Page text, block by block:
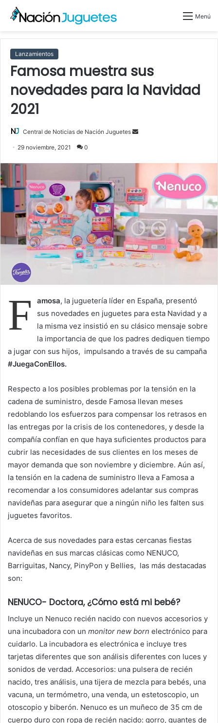
Menú
Lanzamientos
Famosa muestra sus
novedades para la Navidad
2021
Central de Noticias de Nación Juguetes
n
e
m
a
i
l
29 noviembre, 2021 0
F amosa, la juguetería líder en España, presentó
sus novedades en juguetes para esta Navidad y a
la misma vez insistió en su clásico mensaje sobre
la importancia de que los padres dediquen tiempo
a jugar con sus hijos, impulsando a través de su campaña
#JuegaConEllos.
Respecto a los posibles problemas por la tensión en la
cadena de suministro, desde Famosa llevan meses
redoblando los esfuerzos para compensar los retrasos en
las entregas por la crisis de los contenedores, y desde la
compañía confían en que haya suficientes productos para
cubrir las necesidades de sus clientes en los meses de
mayor demanda que son noviembre y diciembre. Aún así,
la tensión en la cadena de suministro lleva a Famosa a
recomendar a los consumidores adelantar sus compras
navideñas para asegurar que a ningún niño les falten sus
juguetes favoritos.
Acerca de sus novedades para estas cercanas fiestas
navideñas en sus marcas clásicas como NENUCO,
Barriguitas, Nancy, PinyPon y Bellies, las más destacadas
son:
NENUCO- Doctora, ¿Cómo está mi bebé?
Incluye un Nenuco recién nacido con nuevos accesorios y
una incubadora con un monitor new born electrónico para
cuidarlo. La incubadora es electrónica e incluye tres
tarjetas diferentes que son análisis diferentes con luces y
sonidos de verdad. Accesorios: una pulsera de recién
nacido, tres análisis, una tijera de mezcla para bebés, una
vacuna, un termómetro, una venda, un estetoscopio, un
otoscopio y biberón. Nenuco es un muñeco de 35 cm de
cuerpo duro con ropa de recién nacido: gorro, guantes de